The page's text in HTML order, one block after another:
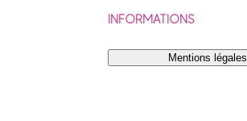
INFORMATIONS
Mentions légales